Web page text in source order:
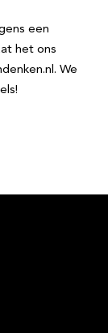
een
het ons
We